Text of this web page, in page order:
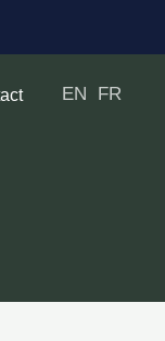
EN FR